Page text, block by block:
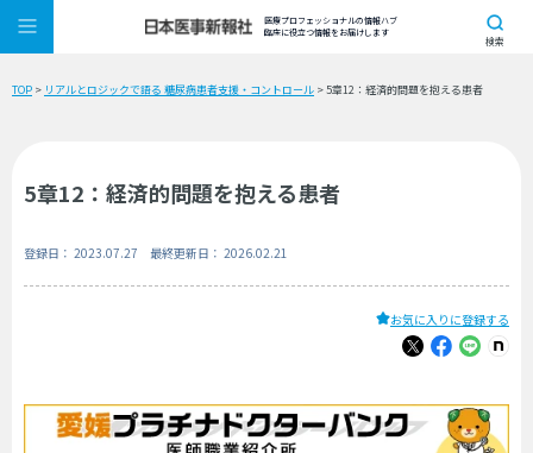
医療プロフェッショナルの情報ハブ
臨床に役立つ情報をお届けします
検索
TOP > リアルとロジックで語る 糖尿病患者支援・コントロール > 5章12：経済的問題を抱える患者
5章12：経済的問題を抱える患者
登録日： 2023.07.27 最終更新日： 2026.02.21
お気に入りに登録する